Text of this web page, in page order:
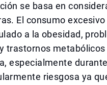
se basa en
El consumo
a la obesidad,
trastornos
especialmente
riesgosa ya